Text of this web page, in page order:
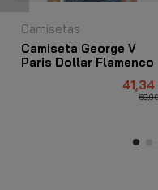
Camisetas
Camiseta George V
Paris Dollar Flamenco